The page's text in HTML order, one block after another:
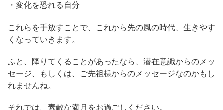
・変化を恐れる自分
これらを手放すことで、これから先の風の時代、生きやす
くなっていきます。
ふと、降りてくることがあったなら、潜在意識からのメッ
セージ、もしくは、ご先祖様からのメッセージなのかもし
れませんね。
それでは、素敵な満月をお過ごしください。